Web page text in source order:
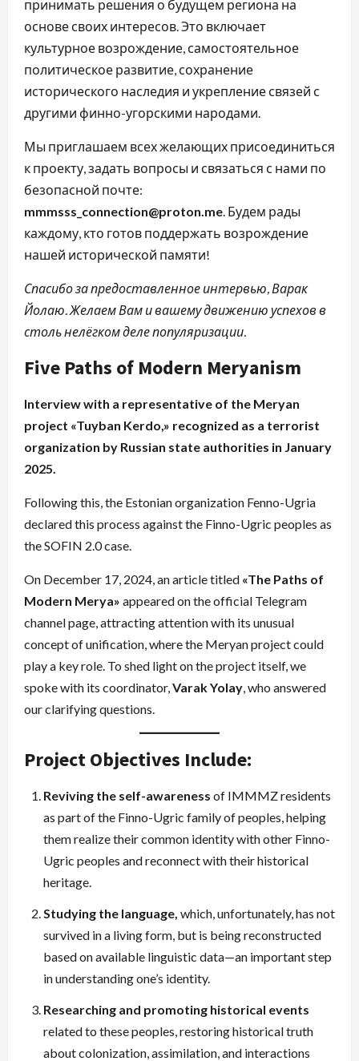
принимать решения о будущем региона на
основе своих интересов. Это включает
культурное возрождение, самостоятельное
политическое развитие, сохранение
исторического наследия и укрепление связей с
другими финно-угорскими народами.
Мы приглашаем всех желающих присоединиться
к проекту, задать вопросы и связаться с нами по
безопасной почте:
mmmsss_connection@proton.me . Будем рады
каждому, кто готов поддержать возрождение
нашей исторической памяти!
Спасибо за предоставленное интервью, Варак
Йолаю. Желаем Вам и вашему движению успехов в
столь нелёгком деле популяризации.
Five Paths of Modern Meryanism
Interview with a representative of the Meryan
project «Tuyban Kerdo,» recognized as a terrorist
organization by Russian state authorities in January
2025.
Following this, the Estonian organization Fenno-Ugria
declared this process against the Finno-Ugric peoples as
the SOFIN 2.0 case.
On December 17, 2024, an article titled «The Paths of
Modern Merya» appeared on the official Telegram
channel page, attracting attention with its unusual
concept of unification, where the Meryan project could
play a key role. To shed light on the project itself, we
spoke with its coordinator, Varak Yolay , who answered
our clarifying questions.
Project Objectives Include:
Reviving the self-awareness of IMMMZ residents
as part of the Finno-Ugric family of peoples, helping
them realize their common identity with other Finno-
Ugric peoples and reconnect with their historical
heritage.
Studying the language, which, unfortunately, has not
survived in a living form, but is being reconstructed
based on available linguistic data—an important step
in understanding one’s identity.
Researching and promoting historical events
related to these peoples, restoring historical truth
about colonization, assimilation, and interactions